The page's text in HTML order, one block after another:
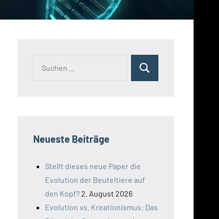
Suchen
Neueste Beiträge
Stellt dieses neue Paper die
Evolution der Beuteltiere auf
den Kopf? 2. August 2026
Evolution vs. Kreationismus: Das